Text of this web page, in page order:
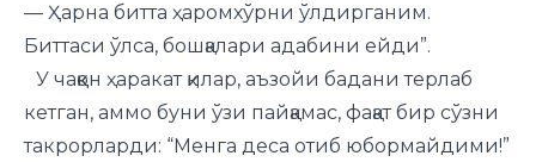
— Ҳарна битта ҳаромхўрни ўлдирганим.
Биттаси ўлса, бошқалари адабини ейди”.
У чаққон ҳаракат қилар, аъзойи бадани терлаб
кетган, аммо буни ўзи пайқамас, фақат бир сўзни
такрорларди: “Менга деса отиб юбормайдими!”